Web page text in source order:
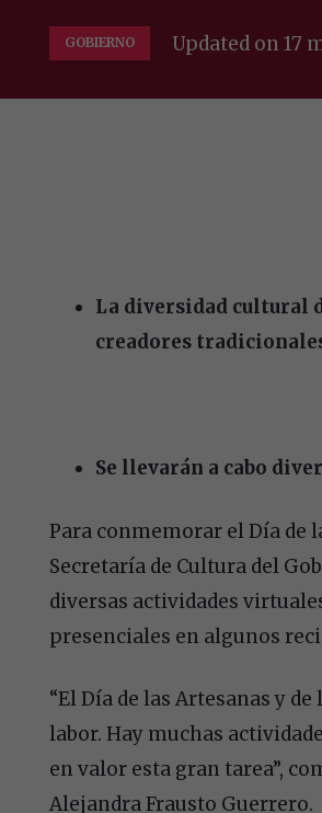
GOBIERNO Updated on17
La diversidad cultural
creadores
Se llevarán a cabo
Para conmemorar el Día de
Secretaría de Cultura del
diversas actividades
presenciales en algunos
“El Día de las Artesanas y
labor. Hay muchas
en valor esta gran tarea”,
Alejandra Frausto Guerrero.